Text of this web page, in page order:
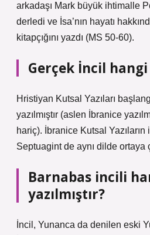
arkadaşı Mark büyük ihtimalle
derledi ve İsa’nın hayatı
kitapçığını yazdı (MS 50-60).
Gerçek İncil
Hristiyan Kutsal Yazıları
yazılmıştır (aslen İbranice
hariç). İbranice Kutsal
Septuagint de aynı dilde ortaya
Barnabas incili
yazılmıştır?
İncil, Yunanca da denilen eski